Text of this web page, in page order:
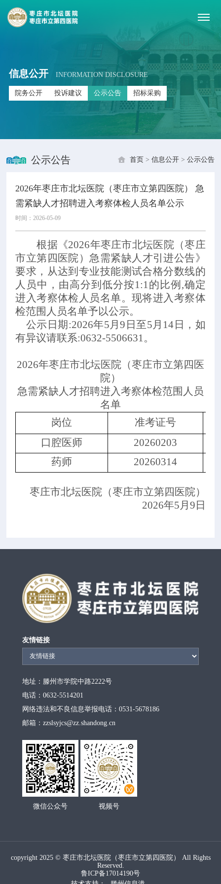
信息公开 INFORMATION DISCLOSURE
院务公开 投诉建议 公示公告 招标采购
公示公告 首页 > 信息公开> 公示公告
2026年枣庄市北坛医院（枣庄市立第四医院） 急
需紧缺人才招聘进入考察体检人员名单公示
时间：2026-05-09
根据《2026年枣庄市北坛医院（枣庄
市立第四医院） 急需紧缺人才引进公告》
要求，从达到专业技能测试合格分数线的
人员中，由高分到低分按1:1的比例,确定
进入考察体检人员名单。现将进入考察体
检范围人员名单予以公示。
公示日期:2026年5月9日至5月 14 日，如
有异议请联系:0632-5506631。
2026年枣庄市北坛医院（枣庄市立第四医
院）
急需紧缺人才招聘进入考察体检范围人员
名单
岗位
准考证号
口腔医师 20260203
药师
20260314
枣庄市北坛医院（枣庄市立第四医院）
2026年5月9日
友情链接
地址：滕州市学院中路2222号
电话：0632-5514201
网络违法和不良信息举报电话：0531-5678186
邮箱：zzslsyjcs@zz.shandong.cn
微信公众号 视频号
copyright 2025 © 枣庄市北坛医院（枣庄市立第四医院） All Rights
Reserved.
鲁ICP备17014190号